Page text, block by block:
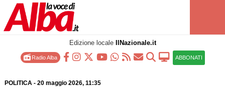
Edizione locale IlNazionale.it
Radio Alba ABBONATI
POLITICA- 20 maggio 2026, 11:35